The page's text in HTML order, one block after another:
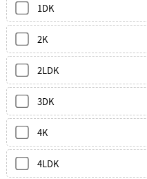
1DK
2K
2LDK
3DK
4K
4LDK